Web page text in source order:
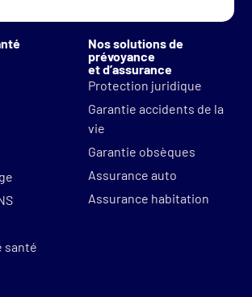
santé
Nos solutions de
prévoyance
et d’assurance
Protection juridique
Garantie accidents de la
vie
Garantie obsèques
Assurance auto
Assurance habitation